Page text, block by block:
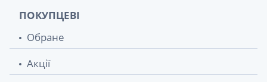
ПОКУПЦЕВІ
Обране
Акції